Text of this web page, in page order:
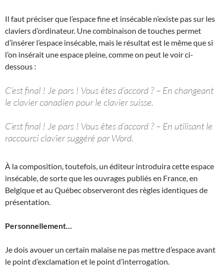
Il faut préciser que l’espace fine et insécable n’existe pas sur les
claviers d’ordinateur. Une combinaison de touches permet
d’insérer l’espace insécable, mais le résultat est le même que si
l’on insérait une espace pleine, comme on peut le voir ci-
dessous :
C’est final ! Je pars ! Vous êtes d’accord ? – En changeant
le clavier canadien pour le clavier suisse.
C’est final ! Je pars ! Vous êtes d’accord ? – En utilisant le
raccourci clavier suggéré par Word.
À la composition, toutefois, un éditeur introduira cette espace
insécable, de sorte que les ouvrages publiés en France, en
Belgique et au Québec observeront des règles identiques de
présentation.
Personnellement…
Je dois avouer un certain malaise ne pas mettre d’espace avant
le point d’exclamation et le point d’interrogation.